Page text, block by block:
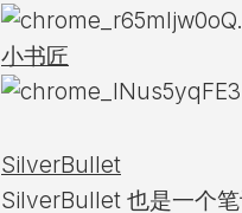
小书匠
SilverBullet
SilverBullet 也是一个笔